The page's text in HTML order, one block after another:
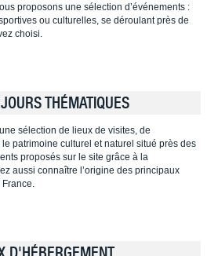
proposons une sélection d’événements :
ou culturelles, se déroulant près de
choisi.
THÉMATIQUES
sélection de lieux de visites, de
patrimoine culturel et naturel situé près des
proposés sur le site grâce à la
aussi connaître l’origine des principaux